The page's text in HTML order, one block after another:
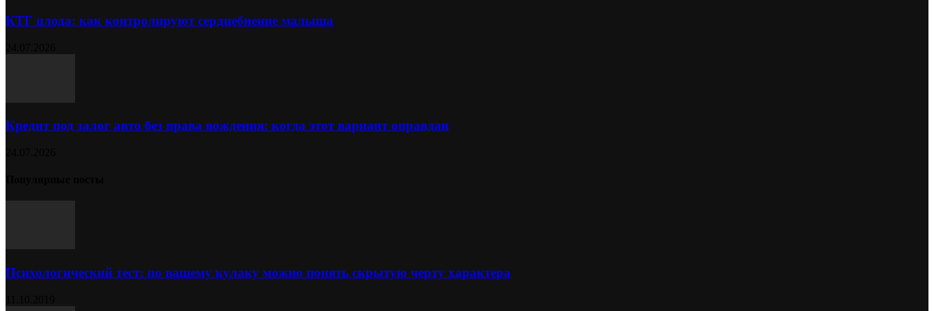
КТГ плода: как контролируют сердцебиение малыша
Кредит под залог авто без права вождения: когда этот вариант оправдан
Психологический тест: по вашему кулаку можно понять скрытую черту характера